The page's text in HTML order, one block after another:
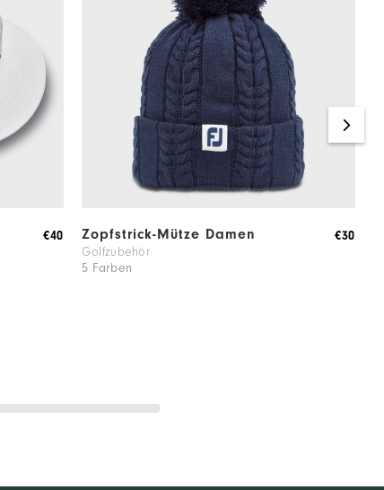
€40 Zopfstrick-Mütze Damen
Golfzubehör
5 Farben
€30